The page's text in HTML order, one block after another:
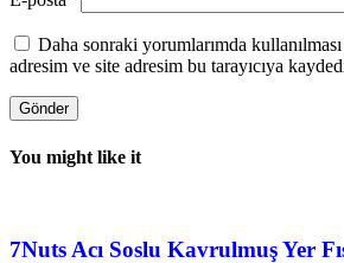
Daha sonraki yorumlarımda
adresim ve site adresim bu tarayıcıya
You might like it
7Nuts Acı Soslu Kavrulmuş Yer